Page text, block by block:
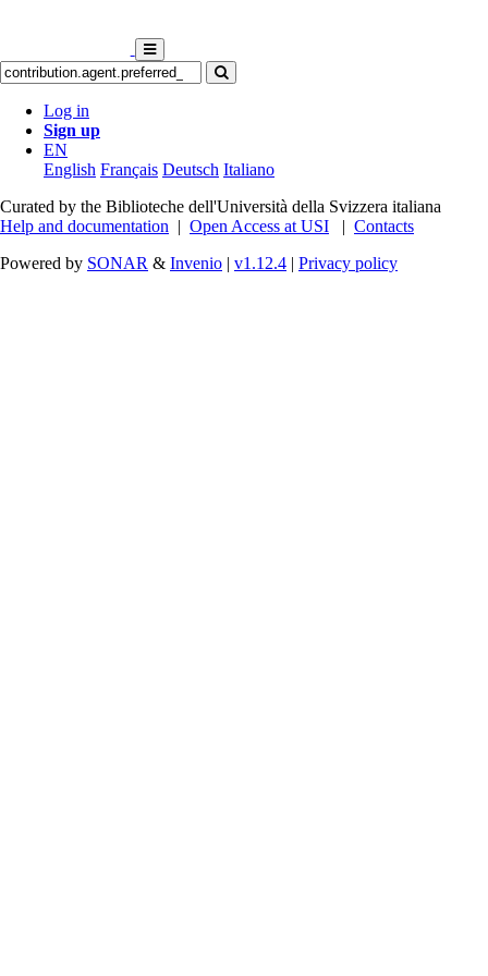
Log in
Sign up
EN
English Français Deutsch Italiano
Curated by the Biblioteche dell'Università della Svizzera italiana
Help and documentation | Open Access at USI | Contacts
Powered by SONAR & Invenio | v1.12.4 | Privacy policy